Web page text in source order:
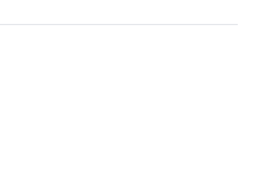
區